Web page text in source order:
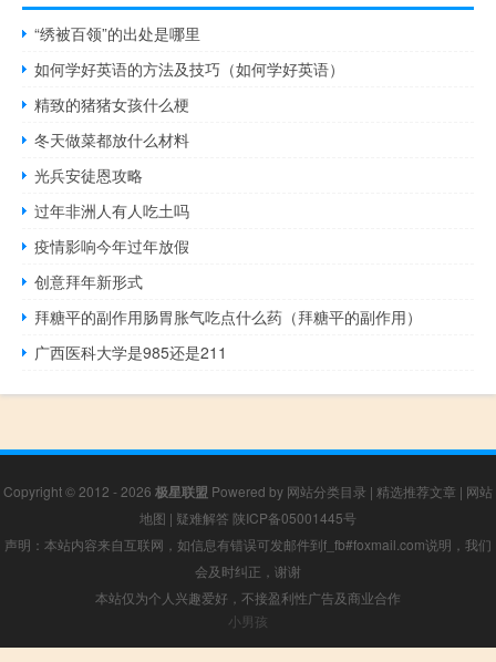
“绣被百领”的出处是哪里
如何学好英语的方法及技巧（如何学好英语）
精致的猪猪女孩什么梗
冬天做菜都放什么材料
光兵安徒恩攻略
过年非洲人有人吃土吗
疫情影响今年过年放假
创意拜年新形式
拜糖平的副作用肠胃胀气吃点什么药（拜糖平的副作用）
广西医科大学是985还是211
Copyright © 2012 - 2026 极星联盟 Powered by 网站分类目录 | 精选推荐文章 | 网站
地图 | 疑难解答 陕ICP备05001445号
声明：本站内容来自互联网，如信息有错误可发邮件到f_fb#foxmail.com说明，我们
会及时纠正，谢谢
本站仅为个人兴趣爱好，不接盈利性广告及商业合作
小男孩